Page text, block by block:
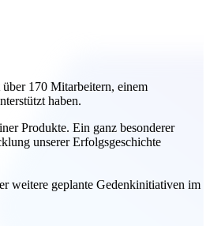
170 Mitarbeitern, einem
haben.
Produkte. Ein ganz besonderer
unserer Erfolgsgeschichte
weitere geplante Gedenkinitiativen im